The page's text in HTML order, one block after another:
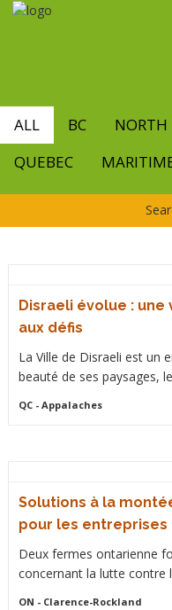
Skip
ALL BC NORTH
QUEBEC
Disraeli évolue :
aux défis
La Ville de Disraeli est un
beauté de ses paysages,
QC- Appalaches
Solutions à la
pour les
Deux fermes ontarienne
concernant la lutte contre
ON - Clarence-Rockland